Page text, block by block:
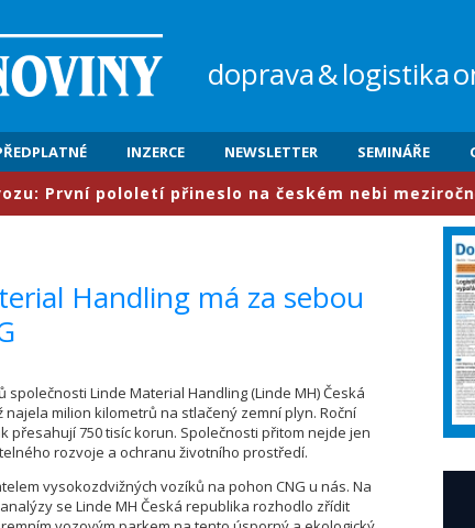
doprava&logistika
INZERCE NEWSLETTER SEMINÁŘE
pololetí přineslo na českém nebi meziročně
Handling má za sebou
společnosti Linde Material Handling (Linde MH) Česká
milion kilometrů na stlačený zemní plyn. Roční
přesahují 750 tisíc korun. Společnosti přitom nejde jen
rozvoje a ochranu životního prostředí.
vysokozdvižných vozíků na pohon CNG u nás. Na
se Linde MH Česká republika rozhodlo zřídit